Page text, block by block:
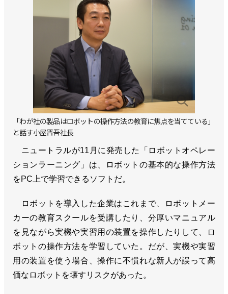
「わが社の製品はロボットの操作方法の教育に焦点を当てている」
と話す小屋晋吾社長
ニュートラルが11月に発売した「ロボットオペレー
ションラーニング」は、ロボットの基本的な操作方法
をPC上で学習できるソフトだ。
ロボットを導入した企業はこれまで、ロボットメー
カーの教育スクールを受講したり、分厚いマニュアル
を見ながら実機や実習用の装置を操作したりして、ロ
ボットの操作方法を学習していた。だが、実機や実習
用の装置を使う場合、操作に不慣れな新人が誤って高
価なロボットを壊すリスクがあった。